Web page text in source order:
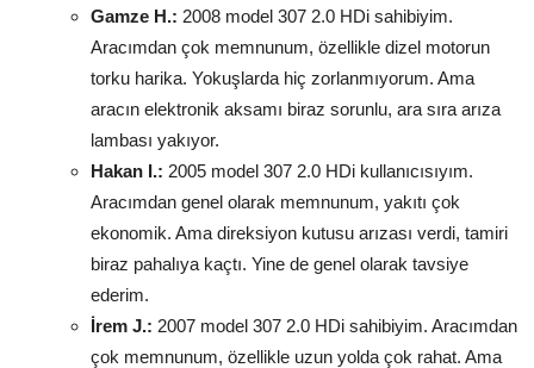
Gamze H.: 2008 model 307 2.0 HDi sahibiyim.
Aracımdan çok memnunum, özellikle dizel motorun
torku harika. Yokuşlarda hiç zorlanmıyorum. Ama
aracın elektronik aksamı biraz sorunlu, ara sıra arıza
lambası yakıyor.
Hakan I.: 2005 model 307 2.0 HDi kullanıcısıyım.
Aracımdan genel olarak memnunum, yakıtı çok
ekonomik. Ama direksiyon kutusu arızası verdi, tamiri
biraz pahalıya kaçtı. Yine de genel olarak tavsiye
ederim.
İrem J.: 2007 model 307 2.0 HDi sahibiyim. Aracımdan
çok memnunum, özellikle uzun yolda çok rahat. Ama